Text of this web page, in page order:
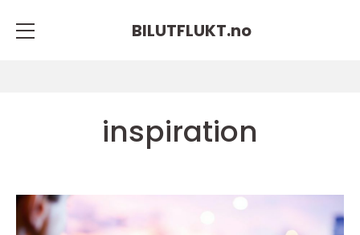
BILUTFLUKT.no
inspiration